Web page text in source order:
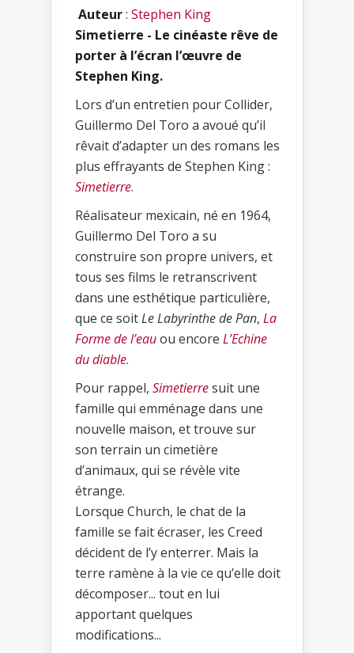
Auteur: Stephen King
Simetierre - Le cinéaste rêve de
porter à l’écran l’œuvre de
Stephen King.
Lors d’un entretien pour Collider,
Guillermo Del Toro a avoué qu’il
rêvait d’adapter un des romans les
plus effrayants de Stephen King :
Simetierre.
Réalisateur mexicain, né en 1964,
Guillermo Del Toro a su
construire son propre univers, et
tous ses films le retranscrivent
dans une esthétique particulière,
que ce soitLe Labyrinthe de Pan, La
Forme de l’eauou encore L’Echine
du diable.
Pour rappel, Simetierresuit une
famille qui emménage dans une
nouvelle maison, et trouve sur
son terrain un cimetière
d’animaux, qui se révèle vite
étrange.
Lorsque Church, le chat de la
famille se fait écraser, les Creed
décident de l’y enterrer. Mais la
terre ramène à la vie ce qu’elle doit
décomposer... tout en lui
apportant quelques
modifications...